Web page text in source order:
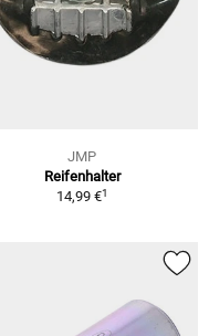
JMP
Reifenhalter
14,99 €1